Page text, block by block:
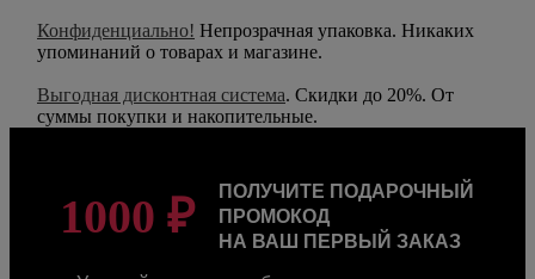
Конфиденциально! Непрозрачная упаковка. Никаких
упоминаний о товарах и магазине.
Выгодная дисконтная система. Скидки до 20%. От
суммы покупки и накопительные.
1000 ₽
ПОЛУЧИТЕ ПОДАРОЧНЫЙ
ПРОМОКОД
НА ВАШ ПЕРВЫЙ ЗАКАЗ